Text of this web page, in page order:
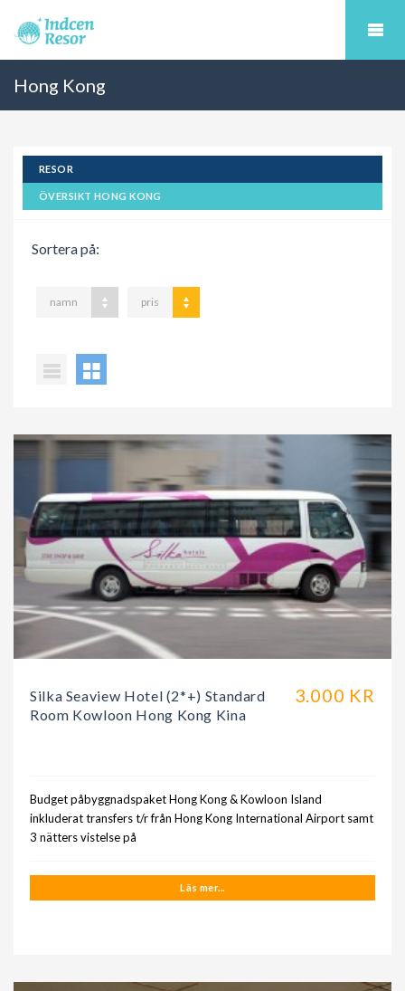
Hong Kong
RESOR
ÖVERSIKT HONG KONG
Sortera på:
namn pris
3.000 KR
Silka Seaview Hotel (2*+) Standard
Room Kowloon Hong Kong Kina
Budget påbyggnadspaket Hong Kong & Kowloon Island
inkluderat transfers t/r från Hong Kong International Airport samt
3 nätters vistelse på
Läs mer...